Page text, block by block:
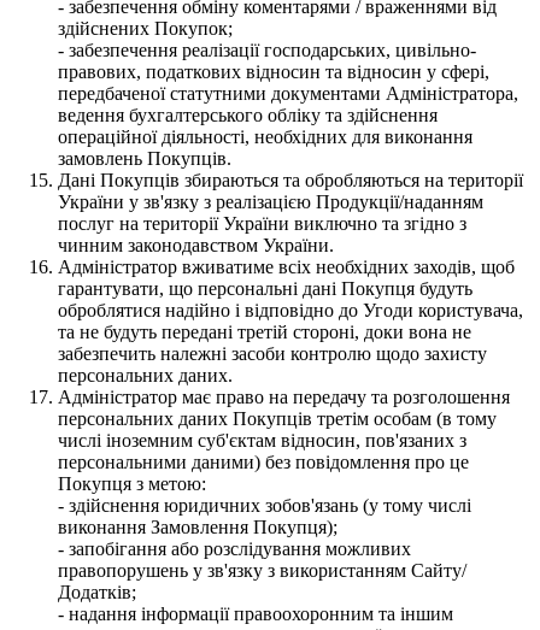
- забезпечення обміну коментарями / враженнями від
здійснених Покупок;
- забезпечення реалізації господарських, цивільно-
правових, податкових відносин та відносин у сфері,
передбаченої статутними документами Адміністратора,
ведення бухгалтерського обліку та здійснення
операційної діяльності, необхідних для виконання
замовлень Покупців.
Дані Покупців збираються та обробляються на території
України у зв'язку з реалізацією Продукції/наданням
послуг на території України виключно та згідно з
чинним законодавством України.
Адміністратор вживатиме всіх необхідних заходів, щоб
гарантувати, що персональні дані Покупця будуть
оброблятися надійно і відповідно до Угоди користувача,
та не будуть передані третій стороні, доки вона не
забезпечить належні засоби контролю щодо захисту
персональних даних.
Адміністратор має право на передачу та розголошення
персональних даних Покупців третім особам (в тому
числі іноземним суб'єктам відносин, пов'язаних з
персональними даними) без повідомлення про це
Покупця з метою:
- здійснення юридичних зобов'язань (у тому числі
виконання Замовлення Покупця);
- запобігання або розслідування можливих
правопорушень у зв'язку з використанням Сайту/
Додатків;
- надання інформації правоохоронним та іншим